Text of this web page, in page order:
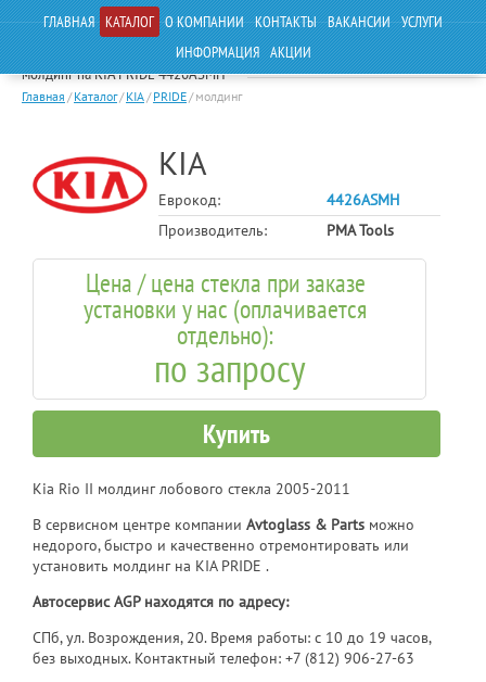
ГЛАВНАЯ КАТАЛОГ О КОМПАНИИ КОНТАКТЫ ВАКАНСИИ УСЛУГИ
ИНФОРМАЦИЯ АКЦИИ
молдинг на KIA PRIDE 4426ASMH
Главная / Каталог/ KIA/ PRIDE/ молдинг
KIA
Еврокод:
4426ASMH
Производитель:
PMA Tools
Цена / цена стекла при заказе
установки у нас (оплачивается
отдельно):
по запросу
Купить
Kia Rio II молдинг лобового стекла 2005-2011
В сервисном центре компанииAvtoglass & Parts можно
недорого, быстро и качественно отремонтировать или
установить молдинг на KIA PRIDE .
Автосервис AGP находятся по адресу:
СПб, ул. Возрождения, 20. Время работы: с 10 до 19 часов,
без выходных. Контактный телефон:+7 (812) 906-27-63